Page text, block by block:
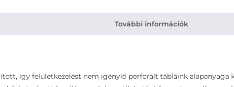
További információk
így felületkezelést nem igénylő perforált tábláink alapanyaga